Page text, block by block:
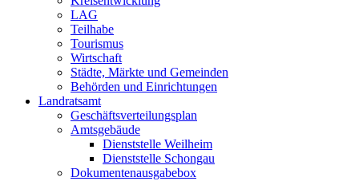
LAG
Teilhabe
Tourismus
Wirtschaft
Städte, Märkte und Gemeinden
Behörden und Einrichtungen
Landratsamt
Geschäftsverteilungsplan
Amtsgebäude
Dienststelle Weilheim
Dienststelle Schongau
Dokumentenausgabebox